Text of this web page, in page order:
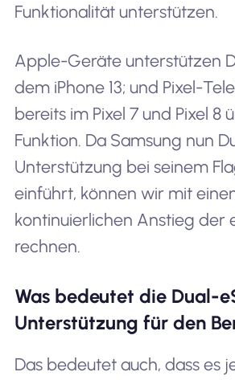
Funktionalität unterstützen.
Apple-Geräte unterstützen
dem iPhone 13; und Pixel-
bereits im Pixel 7 und Pixel 8
Funktion. Da Samsung nun
Unterstützung bei seinem
einführt, können wir mit
kontinuierlichen Anstieg der
rechnen.
Was bedeutet die Dual-
Unterstützung für den
Das bedeutet auch, dass es